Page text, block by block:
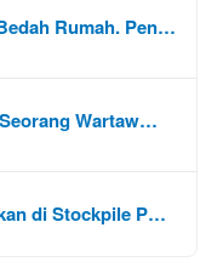
Rumah. Pen…
Wartaw…
di Stockpile P…